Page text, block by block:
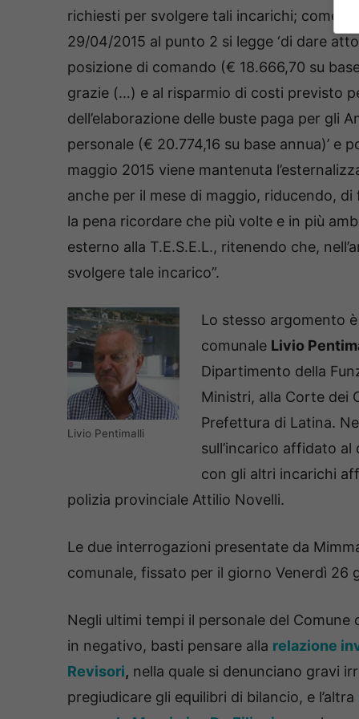
richiesti per svolgere tali incarichi; come
29/04/2015 al punto 2 si legge ‘di dare
posizione di comando (€ 18.666,70 su
grazie (…) e al risparmio di costi previsto
dell’elaborazione delle buste paga per gli
personale (€ 20.774,16 su base annua)’ e
maggio 2015 viene mantenuta
anche per il mese di maggio, riducendo,
la pena ricordare che più volte e in più
esterno alla T.E.S.E.L., ritenendo che,
svolgere tale incarico”.
Livio Pentimalli
Lo stesso argomento
comunale Livio
Dipartimento della
Ministri, alla Corte dei
Prefettura di Latina.
sull’incarico affidato
con gli altri incarichi
polizia provinciale Attilio Novelli.
Le due interrogazioni presentate da
comunale, fissato per il giorno Venerdì 26
Negli ultimi tempi il personale del
in negativo, basti pensare alla relazione
Revisori, nella quale si denunciano gravi
pregiudicare gli equilibri di bilancio, e l’altra